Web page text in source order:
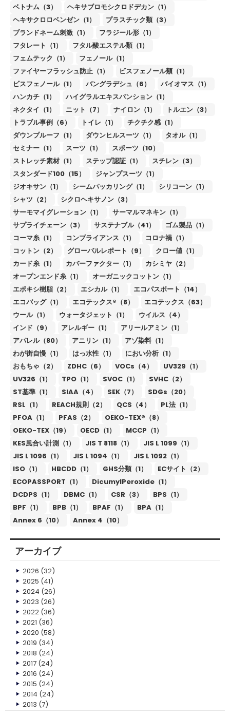
ベトナム（3）
ヘキサブロモシクロドデカン（1）
ヘキサクロロベンゼン（1）
プラスチック類（3）
ブランドネーム刺激（1）
フラジール形（1）
フタレート（1）
フタル酸エステル類（1）
フェムテック（1）
フェノール（1）
ファイヤーフラッシュ防止（1）
ビスフェノール類（1）
ビスフェノール（1）
バングラデシュ（6）
バイオマス（1）
ハンカチ（1）
ハイグラルエキスパンション（1）
ネクタイ（1）
ニット（7） ナイロン（1）
トルエン（3）
トラブル事例（6）
トイレ（1）
チクチク感（1）
ダウンプルーフ（1）
ダウンヒルスーツ（1）
タオル（1）
セミナー（1）
スーツ（1）
スポーツ（10）
ストレッチ素材（1）
ステップ認証（1）
スチレン（3）
スタンダード100（15）
ジャンプスーツ（1）
ジオキサン（1）
シームパッカリング（1）
シリコーン（1）
シャツ（2）
シクロヘキサノン（3）
サーモマイグレーション（1）
サーマルマネキン（1）
サプライチェーン（3）
サステナブル（41）
ゴム製品（1）
コーマ糸（1）
コンプライアンス（1）
コロナ禍（1）
コットン（2）
グローバルレポート（9）
クロー値（1）
カード糸（1）
カバーファクター（1）
カシミヤ（2）
オープンエンド糸（1）
オーガニックコットン（1）
エポキシ樹脂（2）
エシカル（1）
エコパスポート（14）
エコバッグ（1）
エコテックス®（8）
エコテックス（63）
ウール（1）
ウォータジェット（1）
ウイルス（4）
インド（9）
アレルギー（1）
アリールアミン（1）
アパレル（80）
アニリン（1）
アゾ染料（1）
わが街自慢（1）
はっ水性（1）
におい分析（1）
おもちゃ（2）
ZDHC（6） VOCs（4）
UV329（1）
UV326（1）
TPO（1） SVOC（1）
SVHC（2）
ST基準（1）
SIAA（4） SEK（7）
SDGs（20）
RSL（1）
REACH規則（2） QCS（4）
PL法（1）
PFOA（1）
PFAS（2）
OEKO-TEX®（8）
OEKO-TEX（19）
OECD（1）
MCCP（1）
KES風合い計測（1）
JIS T 8118（1）
JIS L 1099（1）
JIS L 1096（1）
JIS L 1094（1）
JIS L 1092（1）
ISO（1）
HBCDD（1） GHS分類（1）
ECサイト（2）
ECOPASSPORT（1）
DicumylPeroxide（1）
DCDPS（1）
DBMC（1） CSR（3）
BPS（1）
BPF（1）
BPB（1） BPAF（1）
BPA（1）
Annex 6（10）
Annex 4（10）
アーカイブ
2026 (32)
2025 (41)
2024 (26)
2023 (26)
2022(36)
2021 (36)
2020 (58)
2019 (34)
2018 (24)
2017(24)
2016 (24)
2015 (24)
2014 (24)
2013 (7)